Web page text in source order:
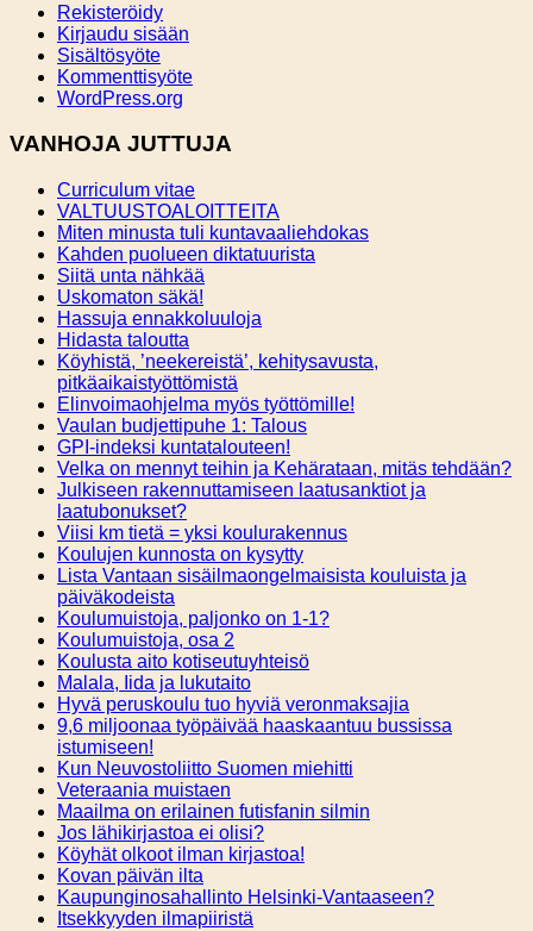
Rekisteröidy
Kirjaudu sisään
Sisältösyöte
Kommenttisyöte
WordPress.org
VANHOJA JUTTUJA
Curriculum vitae
VALTUUSTOALOITTEITA
Miten minusta tuli kuntavaaliehdokas
Kahden puolueen diktatuurista
Siitä unta nähkää
Uskomaton säkä!
Hassuja ennakkoluuloja
Hidasta taloutta
Köyhistä, ’neekereistä’, kehitysavusta,
pitkäaikaistyöttömistä
Elinvoimaohjelma myös työttömille!
Vaulan budjettipuhe 1: Talous
GPI-indeksi kuntatalouteen!
Velka on mennyt teihin ja Kehärataan, mitäs tehdään?
Julkiseen rakennuttamiseen laatusanktiot ja
laatubonukset?
Viisi km tietä = yksi koulurakennus
Koulujen kunnosta on kysytty
Lista Vantaan sisäilmaongelmaisista kouluista ja
päiväkodeista
Koulumuistoja, paljonko on 1-1?
Koulumuistoja, osa 2
Koulusta aito kotiseutuyhteisö
Malala, Iida ja lukutaito
Hyvä peruskoulu tuo hyviä veronmaksajia
9,6 miljoonaa työpäivää haaskaantuu bussissa
istumiseen!
Kun Neuvostoliitto Suomen miehitti
Veteraania muistaen
Maailma on erilainen futisfanin silmin
Jos lähikirjastoa ei olisi?
Köyhät olkoot ilman kirjastoa!
Kovan päivän ilta
Kaupunginosahallinto Helsinki-Vantaaseen?
Itsekkyyden ilmapiiristä